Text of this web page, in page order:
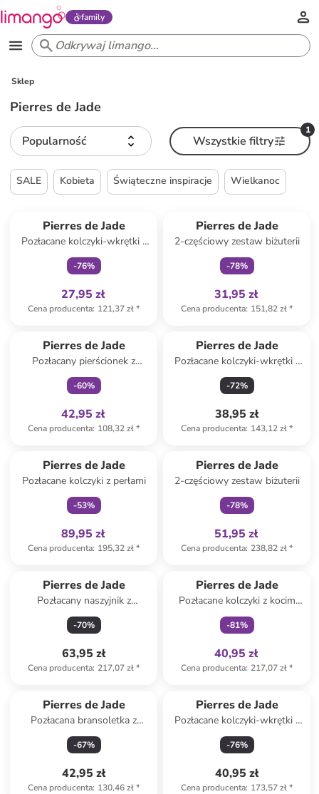
family
Sklep
Pierres de Jade
Popularność
1
Wszystkie filtry
SALE Kobieta Świąteczne inspiracje Wielkanoc
Pierres de Jade
Pozłacane kolczyki-wkrętki z
perłami
-76%
27,95 zł
Cena producenta: 121,37 zł*
Pierres de Jade
2-częściowy zestaw biżuterii
-78%
31,95 zł
Cena producenta: 151,82 zł*
Pierres de Jade
Pozłacany pierścionek z
kwarcem
-60%
42,95 zł
Cena producenta: 108,32 zł*
Pierres de Jade
Pozłacane kolczyki-wkrętki z
perłami i opalem
-72%
38,95 zł
Cena producenta: 143,12 zł*
Pierres de Jade
Pozłacane kolczyki z perłami
-53%
89,95 zł
Cena producenta: 195,32 zł*
Pierres de Jade
2-częściowy zestaw biżuterii
-78%
51,95 zł
Cena producenta: 238,82 zł*
Pierres de Jade
Pozłacany naszyjnik z
elementami ozdobnymi - dł.
45 cm
-70%
63,95 zł
Cena producenta: 217,07 zł*
Pierres de Jade
Pozłacane kolczyki z kocim
okiem
-81%
40,95 zł
Cena producenta: 217,07 zł*
Pierres de Jade
Pozłacana bransoletka z
zultanitem
-67%
42,95 zł
Cena producenta: 130,46 zł*
Pierres de Jade
Pozłacane kolczyki-wkrętki z
perłami
-76%
40,95 zł
Cena producenta: 173,57 zł*